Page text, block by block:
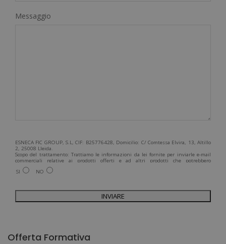
Messaggio
ESNECA FIC GROUP, S.L, CIF: B25776428, Domicilio: C/ Comtessa Elvira, 13, Altillo
2, 25008 Lleida.
Scopo del trattamento: Trattiamo le informazioni da lei fornite per inviarle e-mail
commerciali relative ai prodotti offerti e ad altri prodotti che potrebbero
interessarla. Legittimazione del trattamento: Consenso dell'interessato. Diritti:
Può esercitare i suoi diritti identificandosi sufficientemente e contattandoci
ricevere informazioni commerciali (per telefono e/o via e-mail):
SI NO
l
Offerta Formativa